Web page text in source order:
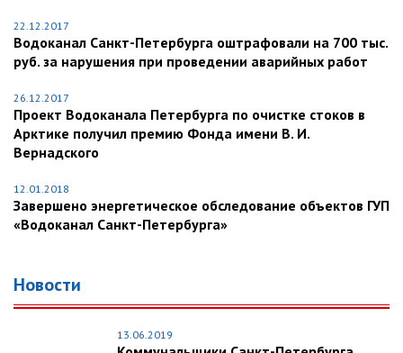
22.12.2017
Водоканал Санкт-Петербурга оштрафовали на 700 тыс.
руб. за нарушения при проведении аварийных работ
26.12.2017
Проект Водоканала Петербурга по очистке стоков в
Арктике получил премию Фонда имени В. И.
Вернадского
12.01.2018
Завершено энергетическое обследование объектов ГУП
«Водоканал Санкт-Петербурга»
Новости
13.06.2019